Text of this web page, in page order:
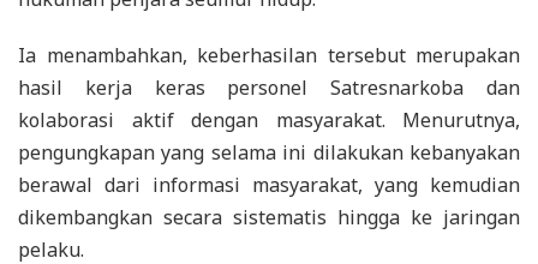
Ia menambahkan, keberhasilan tersebut merupakan
hasil kerja keras personel Satresnarkoba dan
kolaborasi aktif dengan masyarakat. Menurutnya,
pengungkapan yang selama ini dilakukan kebanyakan
berawal dari informasi masyarakat, yang kemudian
dikembangkan secara sistematis hingga ke jaringan
pelaku.